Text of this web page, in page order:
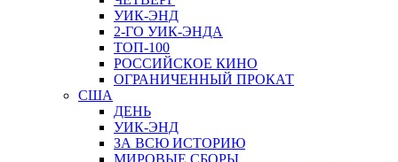
УИК-ЭНД
2-ГО УИК-ЭНДА
ТОП-100
РОССИЙСКОЕ КИНО
ОГРАНИЧЕННЫЙ ПРОКАТ
США
ДЕНЬ
УИК-ЭНД
ЗА ВСЮ ИСТОРИЮ
МИРОВЫЕ СБОРЫ